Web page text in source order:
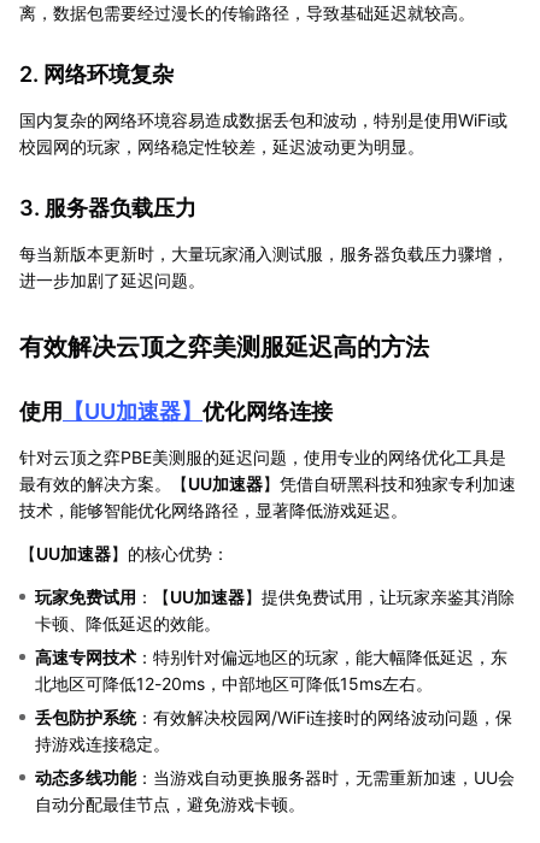
离，数据包需要经过漫长的传输路径，导致基础延迟就较高。
2. 网络环境复杂
国内复杂的网络环境容易造成数据丢包和波动，特别是使用WiFi或
校园网的玩家，网络稳定性较差，延迟波动更为明显。
3. 服务器负载压力
每当新版本更新时，大量玩家涌入测试服，服务器负载压力骤增，
进一步加剧了延迟问题。
有效解决云顶之弈美测服延迟高的方法
使用 【UU加速器】 优化网络连接
针对云顶之弈PBE美测服的延迟问题，使用专业的网络优化工具是
最有效的解决方案。【UU加速器】凭借自研黑科技和独家专利加速
技术，能够智能优化网络路径，显著降低游戏延迟。
【UU加速器】的核心优势：
玩家免费试用 ：【UU加速器】提供免费试用，让玩家亲鉴其消除
卡顿、降低延迟的效能。
高速专网技术 ：特别针对偏远地区的玩家，能大幅降低延迟，东
北地区可降低12-20ms，中部地区可降低15ms左右。
丢包防护系统：有效解决校园网/WiFi连接时的网络波动问题，保
持游戏连接稳定。
动态多线功能：当游戏自动更换服务器时，无需重新加速，UU会
自动分配最佳节点，避免游戏卡顿。